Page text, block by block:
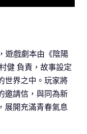
遊戲劇本由《陰陽
健 負責，故事設定
世界之中。玩家將
邀請信，與同為新
展開充滿青春氣息